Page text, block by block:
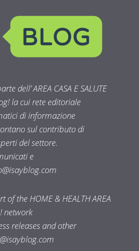
dell’ AREA CASA E SALUTE
la cui rete editoriale
di informazione
sul contributo di
del settore.
e
of the HOME & HEALTH AREA
network
releases and other